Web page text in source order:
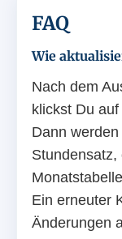
FAQ
Wie
Nach dem
klickst Du
Dann
Ein erneuter
Änderungen